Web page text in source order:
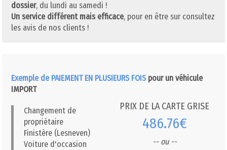
dossier, du lundi au samedi !
Un service différent mais efficace, pour en être sur consultez
les avis de nos clients !
Exemple de PAIEMENT EN PLUSIEURS FOIS pour un véhicule
IMPORT
Changement de
propriétaire
Finistère (Lesneven)
Voiture d'occasion
PRIX DE LA CARTE GRISE
486.76€
-- ou --